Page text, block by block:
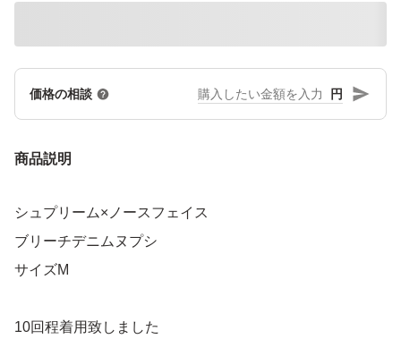
価格の相談 円
商品説明
シュプリーム×ノースフェイス
ブリーチデニムヌプシ
サイズM
10回程着用致しました